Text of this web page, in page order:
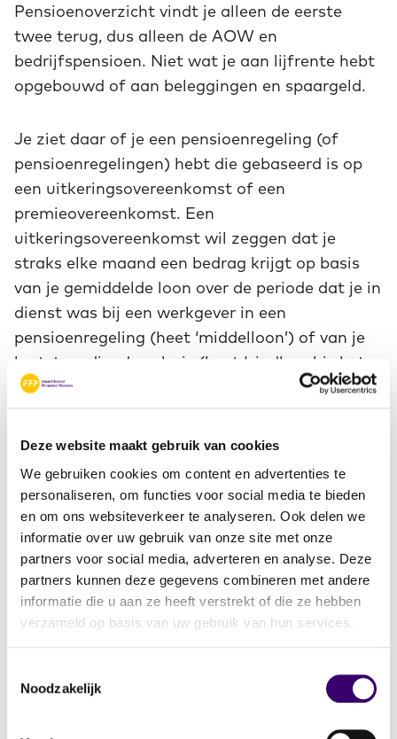
Deze website maakt gebruik van cookies
We gebruiken cookies om content en advertenties te
personaliseren, om functies voor social media te bieden
en om ons websiteverkeer te analyseren. Ook delen we
informatie over uw gebruik van onze site met onze
partners voor social media, adverteren en analyse. Deze
partners kunnen deze gegevens combineren met andere
informatie die u aan ze heeft verstrekt of die ze hebben
verzameld op basis van uw gebruik van hun services.
Noodzakelijk
Pensioenoverzicht vindt je alleen de eerste
twee terug, dus alleen de AOW en
bedrijfspensioen. Niet wat je aan lijfrente hebt
opgebouwd of aan beleggingen en spaargeld.
Je ziet daar of je een pensioenregeling (of
pensioenregelingen) hebt die gebaseerd is op
een uitkeringsovereenkomst of een
premieovereenkomst. Een
uitkeringsovereenkomst wil zeggen dat je
straks elke maand een bedrag krijgt op basis
van je gemiddelde loon over de periode dat je in
dienst was bij een werkgever in een
pensioenregeling (heet ‘middelloon’) of van je
laatst verdiende salaris (heet ‘eindloon’, is het
duurst voor de werkgever en komt nu
nauwelijks meer voor). Als je een
premieovereenkomst bent aangegaan, koop je
staat de uitkering niet vast, je bouwt dan een
kapitaal op, waarmee op pensioendatum een
pensioenuitkering wordt gekocht.
Op Mijn Pensioenoverzicht vind je bovendien
wat je toekomstige koopkracht is voor de
zich ontwikkelt, geeft Mijn Pensioenoverzicht